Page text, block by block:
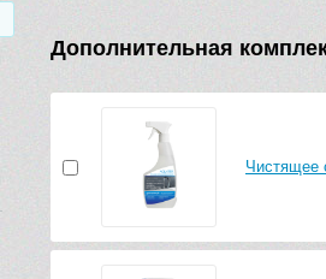
Дополнительная
Чистящее